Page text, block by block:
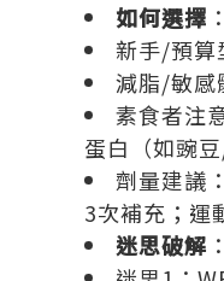
如何選擇 ：
新手/預算
減脂/敏感
素食者注
蛋白（如豌
劑量建議
3次補充；運
迷思破解 ：